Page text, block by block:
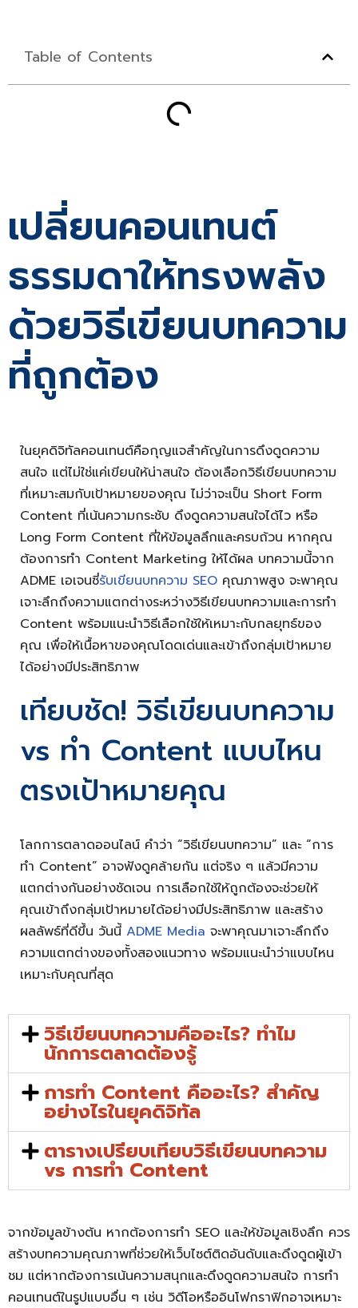
Table of Contents
เปลี่ยนคอนเทนต์
ธรรมดาให้ทรงพลัง
ด้วยวิธีเขียนบทความ
ที่ถูกต้อง
ในยุคดิจิทัลคอนเทนต์คือกุญแจสำคัญในการดึงดูดความ
สนใจ แต่ไม่ใช่แค่เขียนให้น่าสนใจ ต้องเลือกวิธีเขียนบทความ
ที่เหมาะสมกับเป้าหมายของคุณ ไม่ว่าจะเป็น Short Form
Content ที่เน้นความกระชับ ดึงดูดความสนใจได้ไว หรือ
Long Form Content ที่ให้ข้อมูลลึกและครบถ้วน หากคุณ
ต้องการทำ Content Marketing ให้ได้ผล บทความนี้จาก
ADME เอเจนซี่รับเขียนบทความ SEO คุณภาพสูง จะพาคุณ
เจาะลึกถึงความแตกต่างระหว่างวิธีเขียนบทความและการทำ
Content พร้อมแนะนำวิธีเลือกใช้ให้เหมาะกับกลยุทธ์ของ
คุณ เพื่อให้เนื้อหาของคุณโดดเด่นและเข้าถึงกลุ่มเป้าหมาย
ได้อย่างมีประสิทธิภาพ
เทียบชัด! วิธีเขียนบทความ
vs ทำ Content แบบไหน
ตรงเป้าหมายคุณ
โลกการตลาดออนไลน์ คำว่า “วิธีเขียนบทความ” และ “การ
ทำ Content” อาจฟังดูคล้ายกัน แต่จริง ๆ แล้วมีความ
แตกต่างกันอย่างชัดเจน การเลือกใช้ให้ถูกต้องจะช่วยให้
คุณเข้าถึงกลุ่มเป้าหมายได้อย่างมีประสิทธิภาพ และสร้าง
ผลลัพธ์ที่ดีขึ้น วันนี้ ADME Media จะพาคุณมาเจาะลึกถึง
ความแตกต่างของทั้งสองแนวทาง พร้อมแนะนำว่าแบบไหน
เหมาะกับคุณที่สุด
วิธีเขียนบทความคืออะไร? ทำไม
นักการตลาดต้องรู้
การทำ Content คืออะไร? สำคัญ
อย่างไรในยุคดิจิทัล
ตารางเปรียบเทียบวิธีเขียนบทความ
vs การทำ Content
จากข้อมูลข้างต้น หากต้องการทำ SEO และให้ข้อมูลเชิงลึก ควร
สร้างบทความคุณภาพที่ช่วยให้เว็บไซต์ติดอันดับและดึงดูดผู้เข้า
ชม แต่หากต้องการเน้นความสนุกและดึงดูดความสนใจ การทำ
คอนเทนต์ในรูปแบบอื่น ๆ เช่น วิดีโอหรืออินโฟกราฟิกอาจเหมาะ